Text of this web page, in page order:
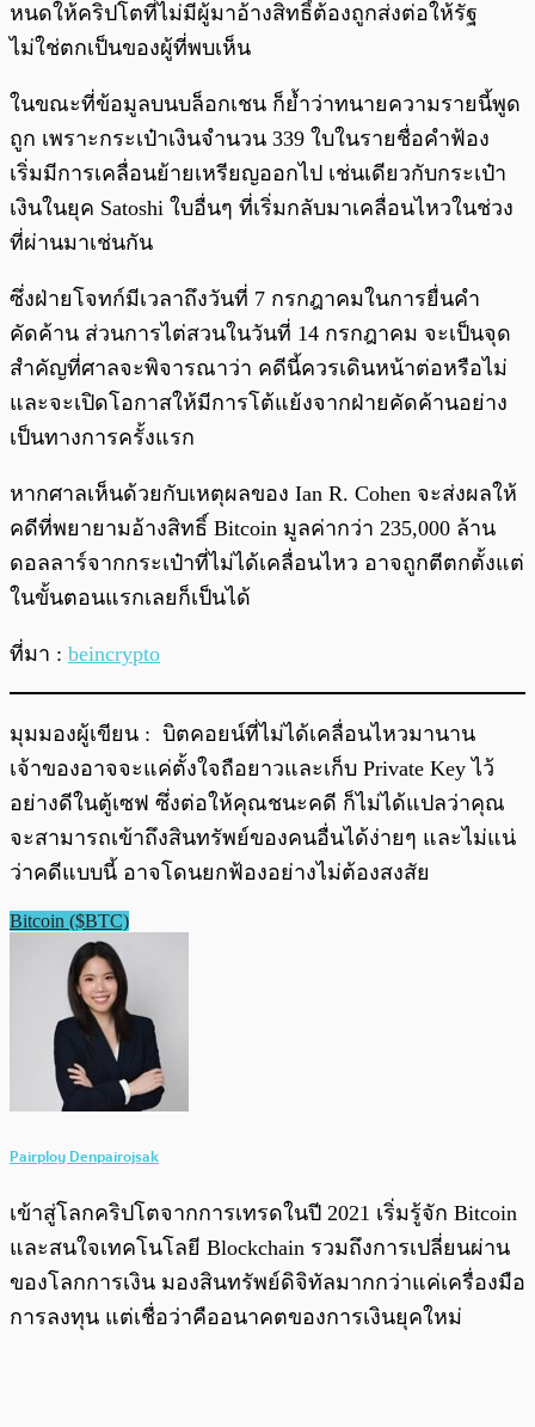
หนดให้คริปโตที่ไม่มีผู้มาอ้างสิทธิ์ต้องถูกส่งต่อให้รัฐ
ไม่ใช่ตกเป็นของผู้ที่พบเห็น
ในขณะที่ข้อมูลบนบล็อกเชน ก็ย้ำว่าทนายความรายนี้พูด
ถูก เพราะกระเป๋าเงินจำนวน 339 ใบในรายชื่อคำฟ้อง
เริ่มมีการเคลื่อนย้ายเหรียญออกไป เช่นเดียวกับกระเป๋า
เงินในยุค Satoshi ใบอื่นๆ ที่เริ่มกลับมาเคลื่อนไหวในช่วง
ที่ผ่านมาเช่นกัน
ซึ่งฝ่ายโจทก์มีเวลาถึงวันที่ 7 กรกฎาคมในการยื่นคำ
คัดค้าน ส่วนการไต่สวนในวันที่ 14 กรกฎาคม จะเป็นจุด
สำคัญที่ศาลจะพิจารณาว่า คดีนี้ควรเดินหน้าต่อหรือไม่
และจะเปิดโอกาสให้มีการโต้แย้งจากฝ่ายคัดค้านอย่าง
เป็นทางการครั้งแรก
หากศาลเห็นด้วยกับเหตุผลของ Ian R. Cohen จะส่งผลให้
คดีที่พยายามอ้างสิทธิ์ Bitcoin มูลค่ากว่า 235,000 ล้าน
ดอลลาร์จากกระเป๋าที่ไม่ได้เคลื่อนไหว อาจถูกตีตกตั้งแต่
ในขั้นตอนแรกเลยก็เป็นได้
ที่มา : beincrypto
มุมมองผู้เขียน : บิตคอยน์ที่ไม่ได้เคลื่อนไหวมานาน
เจ้าของอาจจะแค่ตั้งใจถือยาวและเก็บ Private Key ไว้
อย่างดีในตู้เซฟ ซึ่งต่อให้คุณชนะคดี ก็ไม่ได้แปลว่าคุณ
จะสามารถเข้าถึงสินทรัพย์ของคนอื่นได้ง่ายๆ และไม่แน่
ว่าคดีแบบนี้ อาจโดนยกฟ้องอย่างไม่ต้องสงสัย
Bitcoin ($BTC)
Pairploy Denpairojsak
เข้าสู่โลกคริปโตจากการเทรดในปี 2021 เริ่มรู้จัก Bitcoin
และสนใจเทคโนโลยี Blockchain รวมถึงการเปลี่ยนผ่าน
ของโลกการเงิน มองสินทรัพย์ดิจิทัลมากกว่าแค่เครื่องมือ
การลงทุน แต่เชื่อว่าคืออนาคตของการเงินยุคใหม่